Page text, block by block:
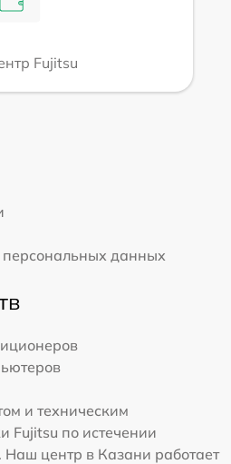
Fujitsu
персональных данных
и техническим
Fujitsu по истечении
Наш центр в Казани работает